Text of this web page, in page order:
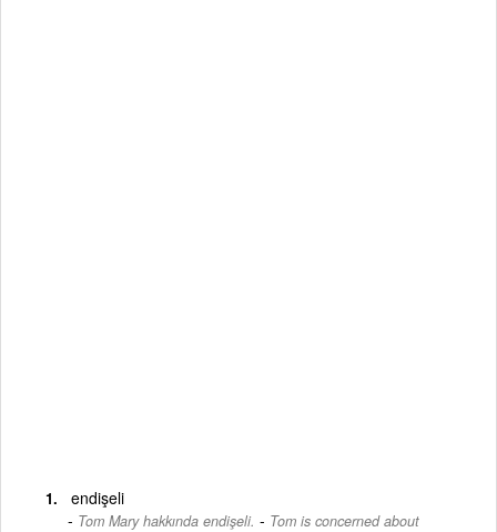
endişeli
Tom Mary hakkında endişeli. - Tom is concerned about